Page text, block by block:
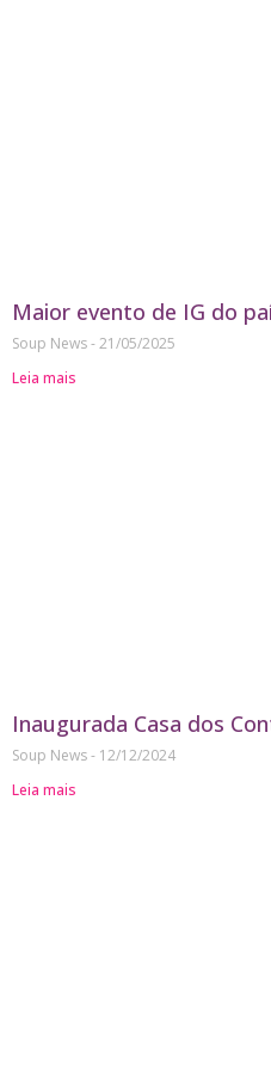
Maior evento de IG do
Soup News 21/05/2025
Leia mais
Inaugurada Casa dos
Soup News
12/12/2024
Leia mais